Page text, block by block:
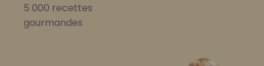
5 000 recettes
gourmandes